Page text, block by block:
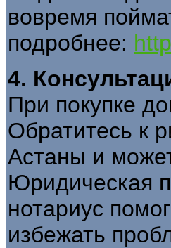
вовремя
подробнее:
4.
При покупке
Обратитесь к
Астаны и
Юридическая
нотариус
избежать